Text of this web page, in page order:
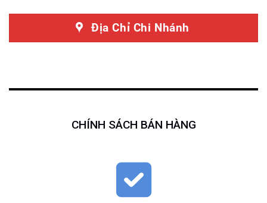
Địa Chỉ Chi Nhánh
CHÍNH SÁCH BÁN HÀNG